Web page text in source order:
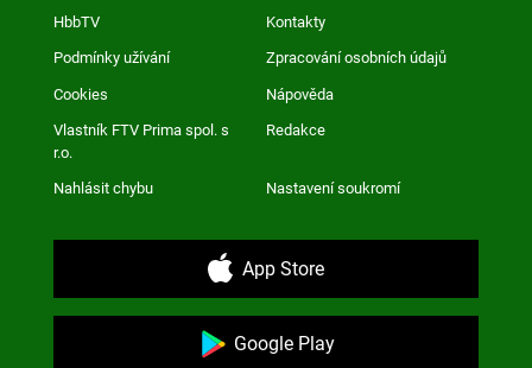
HbbTV Kontakty
Podmínky užívání Zpracování osobních údajů
Cookies Nápověda
Vlastník FTV Prima spol. s
r.o.
Redakce
Nahlásit chybu Nastavení soukromí
App Store
Google Play